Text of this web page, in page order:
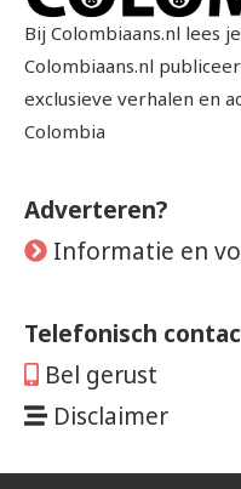
Bij Colombiaans.nl lees
Colombiaans.nl
exclusieve verhalen en
Colombia
Adverteren?
Informatie en
Telefonisch
Bel gerust
Disclaimer